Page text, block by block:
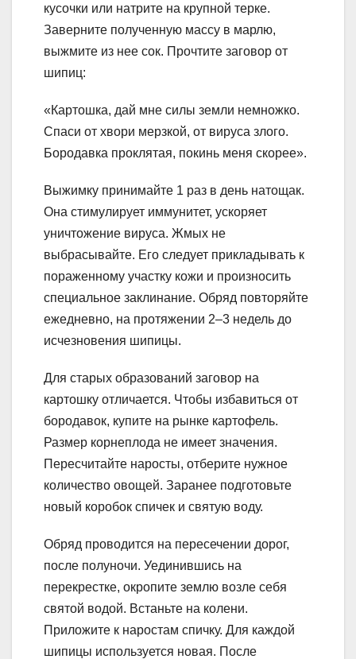
кусочки или натрите на крупной терке.
Заверните полученную массу в марлю,
выжмите из нее сок. Прочтите заговор от
шипиц:
«Картошка, дай мне силы земли немножко.
Спаси от хвори мерзкой, от вируса злого.
Бородавка проклятая, покинь меня скорее».
Выжимку принимайте 1 раз в день натощак.
Она стимулирует иммунитет, ускоряет
уничтожение вируса. Жмых не
выбрасывайте. Его следует прикладывать к
пораженному участку кожи и произносить
специальное заклинание. Обряд повторяйте
ежедневно, на протяжении 2–3 недель до
исчезновения шипицы.
Для старых образований заговор на
картошку отличается. Чтобы избавиться от
бородавок, купите на рынке картофель.
Размер корнеплода не имеет значения.
Пересчитайте наросты, отберите нужное
количество овощей. Заранее подготовьте
новый коробок спичек и святую воду.
Обряд проводится на пересечении дорог,
после полуночи. Уединившись на
перекрестке, окропите землю возле себя
святой водой. Встаньте на колени.
Приложите к наростам спичку. Для каждой
шипицы используется новая. После